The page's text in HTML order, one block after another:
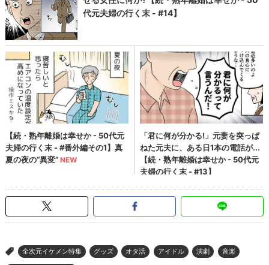
> 全次元イケメン特集 グッズ オタ活 アイドル 演劇 音楽